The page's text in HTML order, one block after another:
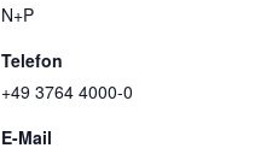
N+P
Telefon
+49 3764 4000-0
E-Mail